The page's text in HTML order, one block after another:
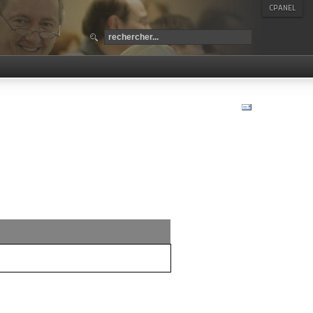
CPANEL